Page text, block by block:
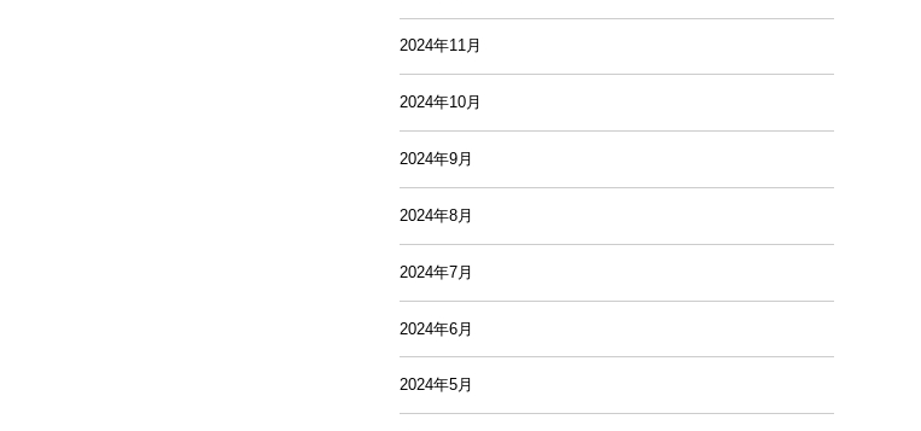
2024年11月
2024年10月
2024年9月
2024年8月
2024年7月
2024年6月
2024年5月